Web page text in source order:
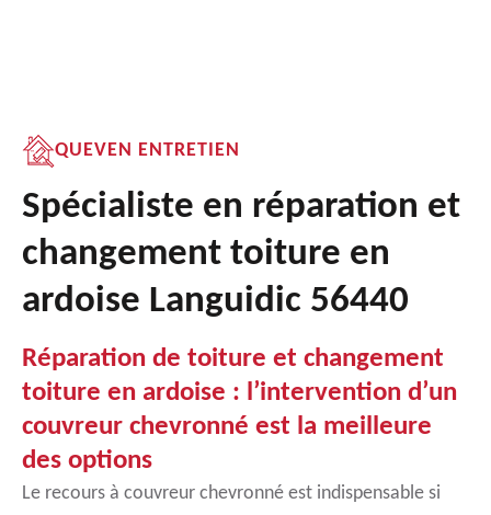
QUEVEN ENTRETIEN
Spécialiste en réparation et
changement toiture en
ardoise Languidic 56440
Réparation de toiture et changement
toiture en ardoise : l’intervention d’un
couvreur chevronné est la meilleure
des options
Le recours à couvreur chevronné est indispensable si